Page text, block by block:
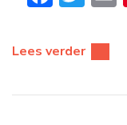
Lees verder